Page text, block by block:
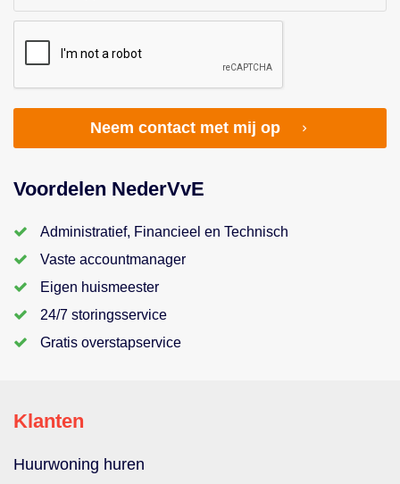
Voordelen NederVvE
Administratief, Financieel en Technisch
Vaste accountmanager
Eigen huismeester
24/7 storingsservice
Gratis overstapservice
Neem contact met mij op
Klanten
Huurwoning huren